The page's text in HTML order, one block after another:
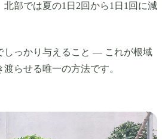
部では夏の1日2回から1日1回に減
しっかり与えること — これが根域
らせる唯一の方法です。